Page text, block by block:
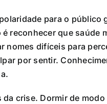
para o
reconhecer que saúde
nomes difíceis para
por sentir.
da crise. Dormir de